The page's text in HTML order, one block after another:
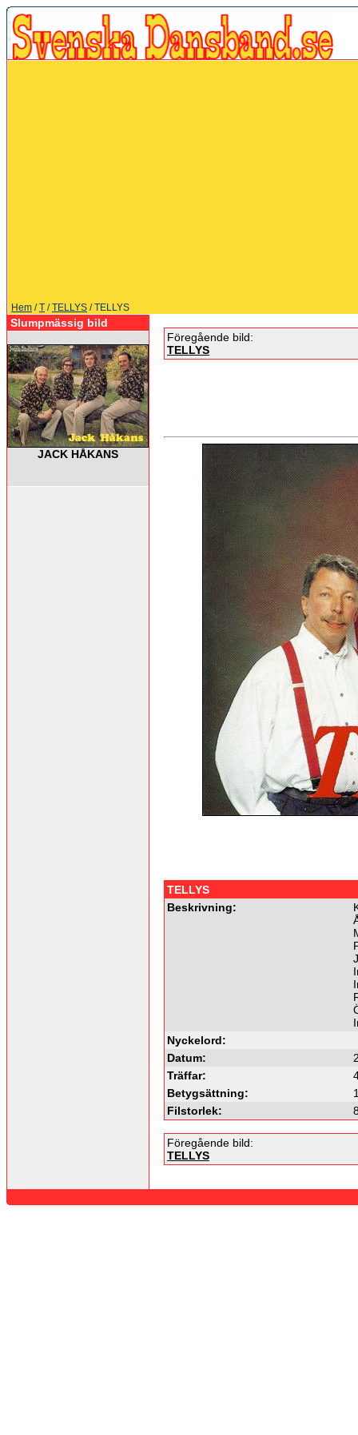
Hem /T /TELLYS / TELLYS
Slumpmässig bild
JACK HÅKANS
Föregående bild:
TELLYS
TELLYS
Beskrivning:
Nyckelord:
Datum:
Träffar:
Betygsättning:
Filstorlek:
Föregående bild:
TELLYS